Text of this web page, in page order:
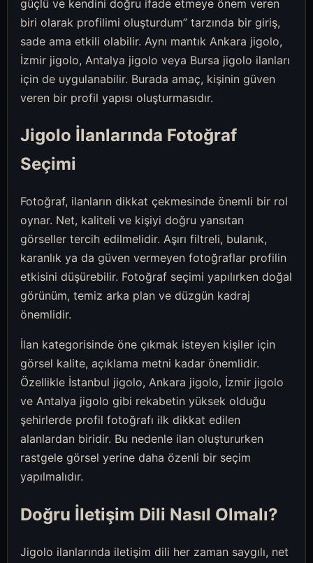
güçlü ve kendini doğru ifade etmeye önem veren
biri olarak profilimi oluşturdum” tarzında bir giriş,
sade ama etkili olabilir. Aynı mantık Ankara jigolo,
İzmir jigolo, Antalya jigolo veya Bursa jigolo ilanları
için de uygulanabilir. Burada amaç, kişinin güven
veren bir profil yapısı oluşturmasıdır.
Jigolo İlanlarında Fotoğraf
Seçimi
Fotoğraf, ilanların dikkat çekmesinde önemli bir rol
oynar. Net, kaliteli ve kişiyi doğru yansıtan
görseller tercih edilmelidir. Aşırı filtreli, bulanık,
karanlık ya da güven vermeyen fotoğraflar profilin
etkisini düşürebilir. Fotoğraf seçimi yapılırken doğal
görünüm, temiz arka plan ve düzgün kadraj
önemlidir.
İlan kategorisinde öne çıkmak isteyen kişiler için
görsel kalite, açıklama metni kadar önemlidir.
Özellikle İstanbul jigolo, Ankara jigolo, İzmir jigolo
ve Antalya jigolo gibi rekabetin yüksek olduğu
şehirlerde profil fotoğrafı ilk dikkat edilen
alanlardan biridir. Bu nedenle ilan oluştururken
rastgele görsel yerine daha özenli bir seçim
yapılmalıdır.
Doğru İletişim Dili Nasıl Olmalı?
Jigolo ilanlarında iletişim dili her zaman saygılı, net